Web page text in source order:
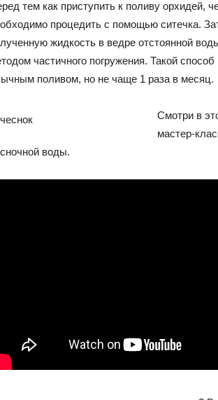
тем как приступить к поливу орхидей,
процедить с помощью ситечка.
жидкость в ведре отстоянной
частичного погружения. Такой
поливом, но не чаще 1 раза в месяц.
Смотри в
мастер-
воды.